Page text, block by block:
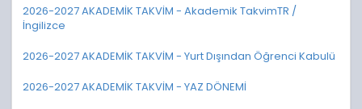
2026-2027 AKADEMİK TAKVİM - Akademik TakvimTR /
İngilizce
2026-2027 AKADEMİK TAKVİM - Yurt Dışından Öğrenci Kabulü
2026-2027 AKADEMİK TAKVİM - YAZ DÖNEMİ